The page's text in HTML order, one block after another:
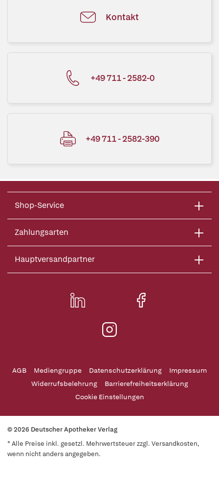
Kontakt
+49 711 - 2582-0
+49 711 - 2582-390
Shop-Service
Zahlungsarten
Hauptversandpartner
AGB Mediengruppe Datenschutzerklärung
Impressum
Widerrufsbelehrung
Barrierefreiheitserklärung
Cookie Einstellungen
© 2026 Deutscher Apotheker Verlag
* Alle Preise inkl. gesetzl. Mehrwertsteuer zzgl. Versandkosten,
wenn nicht anders angegeben.